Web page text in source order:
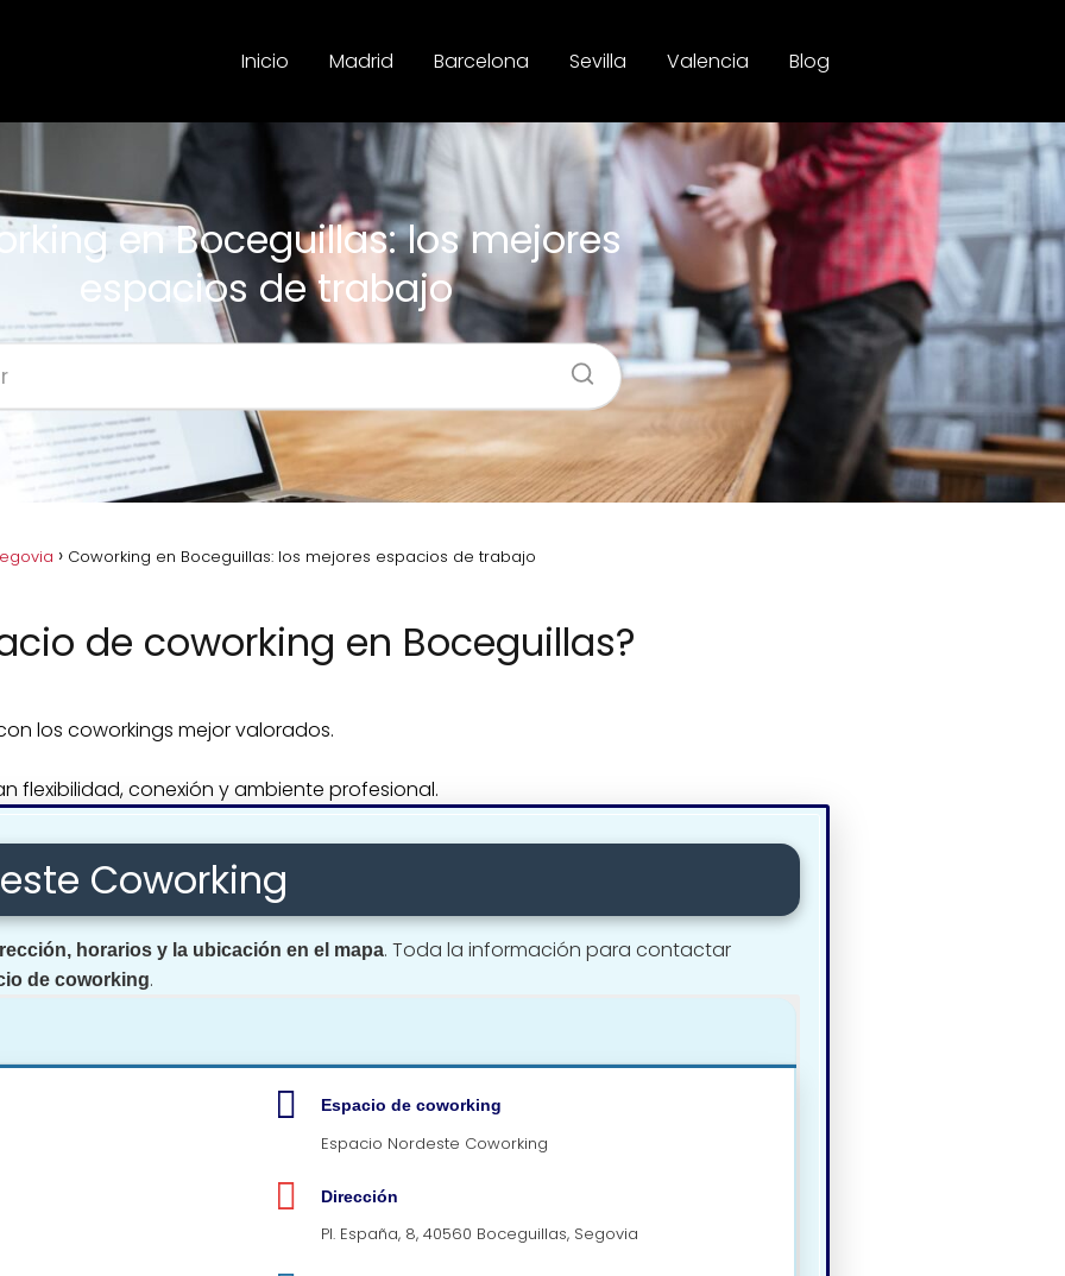
Inicio Madrid Barcelona Sevilla Valencia Blog
en Boceguillas: los mejores
espacios de trabajo
Coworking en Boceguillas: los mejores espacios de trabajo
de coworking en Boceguillas?
los coworkings mejor valorados.
flexibilidad, conexión y ambiente profesional.
Coworking
horarios y la ubicación en el mapa. Toda la información para contactar
de coworking.
Espacio de coworking
Espacio Nordeste Coworking
Dirección
Pl. España, 8, 40560 Boceguillas, Segovia